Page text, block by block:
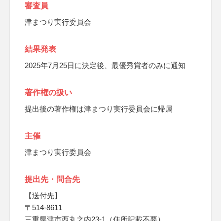
審査員
津まつり実行委員会
結果発表
2025年7月25日に決定後、最優秀賞者のみに通知
著作権の扱い
提出後の著作権は津まつり実行委員会に帰属
主催
津まつり実行委員会
提出先・問合先
【送付先】
〒514-8611
三重県津市西丸之内23-1（住所記載不要）